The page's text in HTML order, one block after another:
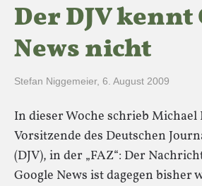
Der DJV kennt
News nicht
Stefan Niggemeier, 6. August 2009
In dieser Woche schrieb Michael
Vorsitzende des Deutschen
(DJV), in der „FAZ“: Der
Google News ist dagegen bisher